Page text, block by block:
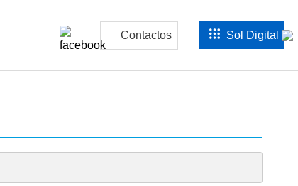
Contactos Sol Digital